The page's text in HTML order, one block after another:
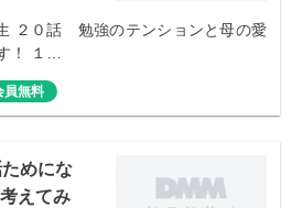
２０話 勉強のテンションと母の愛
！ １…
員無料
めにな
えてみ